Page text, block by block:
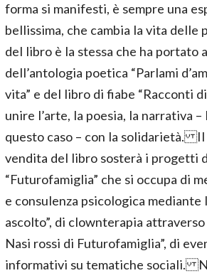
forma si manifesti, è sempre una
bellissima, che cambia la vita delle
del libro è la stessa che ha portato
dell’antologia poetica “Parlami
vita” e del libro di fiabe “Racconti
unire l’arte, la poesia, la narrativa
questo caso – con la solidarietà.
vendita del libro sosterà i progetti
“Futurofamiglia” che si occupa di
e consulenza psicologica mediante
ascolto”, di clownterapia
Nasi rossi di Futurofamiglia”, di
informativi su tematiche sociali.